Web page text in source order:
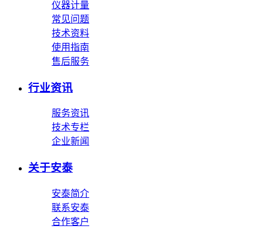
仪器计量
常见问题
技术资料
使用指南
售后服务
行业资讯
服务资讯
技术专栏
企业新闻
关于安泰
安泰简介
联系安泰
合作客户